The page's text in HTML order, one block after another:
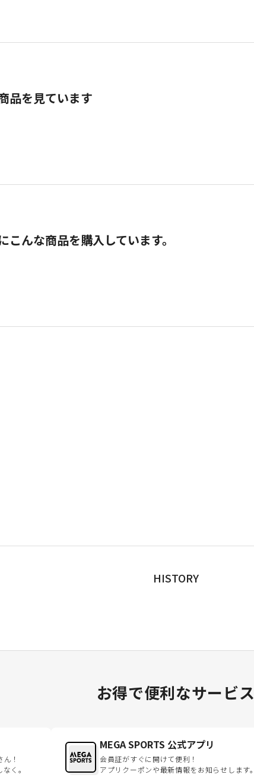
品を見ています
んな商品を購入しています。
HISTORY
お得で便利なサービス
！
く。
MEGA SPORTS 公式アプリ
会員証がすぐに開けて便利！
アプリクーポンや最新情報をお知らせします。